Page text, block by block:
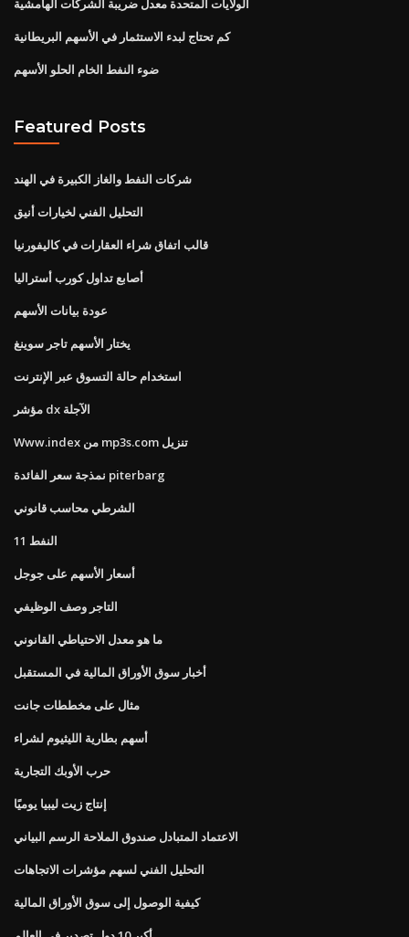
الولايات المتحدة معدل ضريبة الشركات الهامشية
كم تحتاج لبدء الاستثمار في الأسهم البريطانية
ضوء النفط الخام الحلو الأسهم
Featured Posts
شركات النفط والغاز الكبيرة في الهند
التحليل الفني لخيارات أنيق
قالب اتفاق شراء العقارات في كاليفورنيا
أصابع تداول كورب أستراليا
عودة بيانات الأسهم
يختار الأسهم تاجر سوينغ
استخدام حالة التسوق عبر الإنترنت
مؤشر dx الآجلة
Www.index من mp3s.com تنزيل
نمذجة سعر الفائدة piterbarg
الشرطي محاسب قانوني
النفط 11
أسعار الأسهم على جوجل
التاجر وصف الوظيفي
ما هو معدل الاحتياطي القانوني
أخبار سوق الأوراق المالية في المستقبل
مثال على مخططات جانت
أسهم بطارية الليثيوم لشراء
حرب الأوبك التجارية
إنتاج زيت ليبيا يوميًا
الاعتماد المتبادل صندوق الملاحة الرسم البياني
التحليل الفني لسهم مؤشرات الاتجاهات
كيفية الوصول إلى سوق الأوراق المالية